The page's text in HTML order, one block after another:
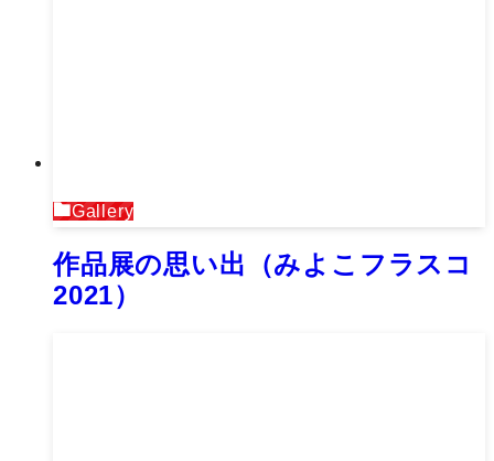
Gallery
作品展の思い出（みよこフラスコ
2021）